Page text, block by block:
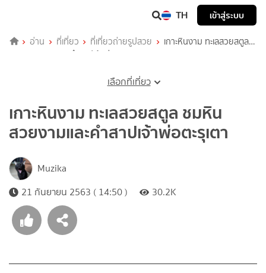
TH เข้าสู่ระบบ
อ่าน ที่เที่ยว ที่เที่ยวถ่ายรูปสวย
เกาะหินงาม ทะเลสวยสตูล
ชมหินสวยงามและคำสาปเจ้าพ่อตะรุเตา
เลือกที่เที่ยว
เกาะหินงาม ทะเลสวยสตูล ชมหิน
สวยงามและคำสาปเจ้าพ่อตะรุเตา
Muzika
21 กันยายน 2563 ( 14:50 )
30.2K